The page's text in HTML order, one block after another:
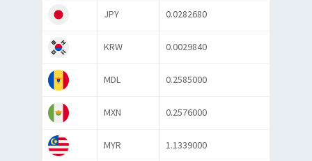
JPY 0.0282680
KRW 0.0029840
MDL 0.2585000
MXN 0.2576000
MYR 1.1339000